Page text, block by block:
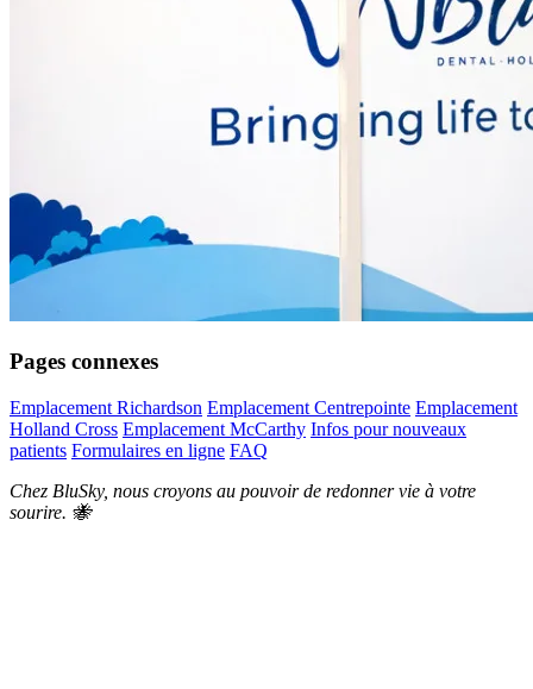
Pages connexes
Emplacement Richardson Emplacement Centrepointe Emplacement
Holland Cross Emplacement McCarthy Infos pour nouveaux
patients Formulaires en ligne FAQ
Chez BluSky, nous croyons au pouvoir de redonner vie à votre
sourire. 🐝